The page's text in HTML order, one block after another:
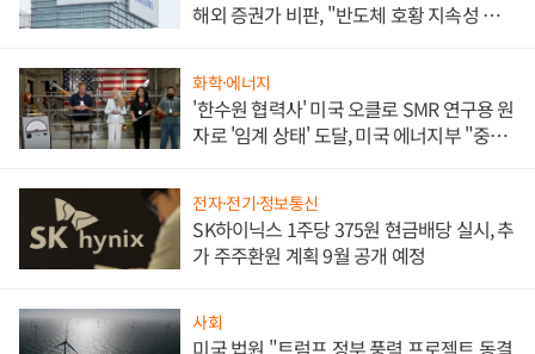
해외 증권가 비판, "반도체 호황 지속성 의
화학·에너지
'한수원 협력사' 미국 오클로 SMR 연구용 원
자로 '임계 상태' 도달, 미국 에너지부 "중요
전자·전기·정보통신
SK하이닉스 1주당 375원 현금배당 실시, 추
가 주주환원 계획 9월 공개 예정
사회